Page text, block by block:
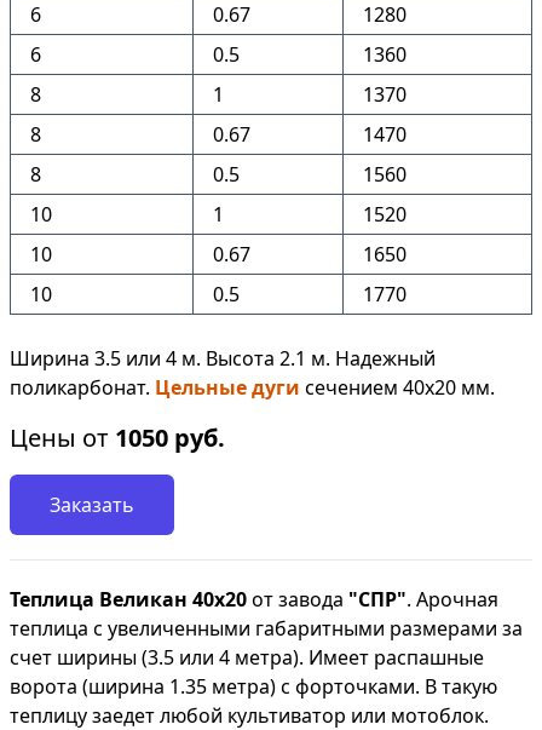
6
0.67
1280
6
0.5
1360
8
1
1370
8
0.67
1470
8
0.5
1560
10
1
1520
10
0.67
1650
10
0.5 1770
Ширина 3.5 или 4 м. Высота 2.1 м. Надежный
поликарбонат. Цельные дуги сечением 40х20 мм.
Цены от 1050 руб.
Заказать
Теплица Великан 40х20от завода "СПР". Арочная
теплица с увеличенными габаритными размерами за
счет ширины (3.5 или 4 метра). Имеет распашные
ворота (ширина 1.35 метра) с форточками. В такую
теплицу заедет любой культиватор или мотоблок.